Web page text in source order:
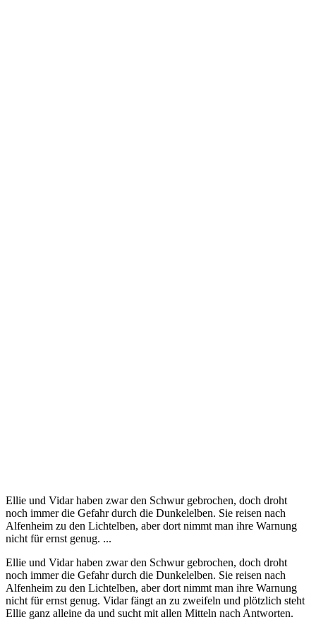
Ellie und Vidar haben zwar den Schwur gebrochen, doch droht
noch immer die Gefahr durch die Dunkelelben. Sie reisen nach
Alfenheim zu den Lichtelben, aber dort nimmt man ihre Warnung
nicht für ernst genug. ...
Ellie und Vidar haben zwar den Schwur gebrochen, doch droht
noch immer die Gefahr durch die Dunkelelben. Sie reisen nach
Alfenheim zu den Lichtelben, aber dort nimmt man ihre Warnung
nicht für ernst genug. Vidar fängt an zu zweifeln und plötzlich steht
Ellie ganz alleine da und sucht mit allen Mitteln nach Antworten.